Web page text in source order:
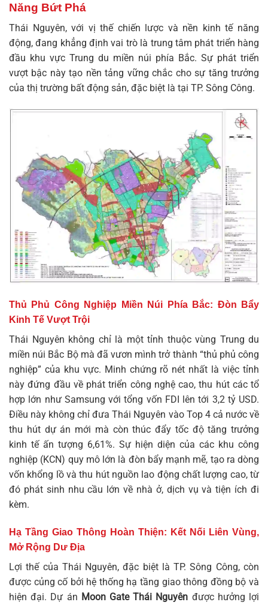
Năng Bứt Phá
Thái Nguyên, với vị thế chiến lược và nền kinh tế năng
động, đang khẳng định vai trò là trung tâm phát triển hàng
đầu khu vực Trung du miền núi phía Bắc. Sự phát triển
vượt bậc này tạo nền tảng vững chắc cho sự tăng trưởng
của thị trường bất động sản, đặc biệt là tại TP. Sông Công.
Thủ Phủ Công Nghiệp Miền Núi Phía Bắc: Đòn Bẩy
Kinh Tế Vượt Trội
Thái Nguyên không chỉ là một tỉnh thuộc vùng Trung du
miền núi Bắc Bộ mà đã vươn mình trở thành “thủ phủ công
nghiệp” của khu vực. Minh chứng rõ nét nhất là việc tỉnh
này đứng đầu về phát triển công nghệ cao, thu hút các tổ
hợp lớn như Samsung với tổng vốn FDI lên tới 3,2 tỷ USD.
Điều này không chỉ đưa Thái Nguyên vào Top 4 cả nước về
thu hút dự án mới mà còn thúc đẩy tốc độ tăng trưởng
kinh tế ấn tượng 6,61%. Sự hiện diện của các khu công
nghiệp (KCN) quy mô lớn là đòn bẩy mạnh mẽ, tạo ra dòng
vốn khổng lồ và thu hút nguồn lao động chất lượng cao, từ
đó phát sinh nhu cầu lớn về nhà ở, dịch vụ và tiện ích đi
kèm.
Hạ Tầng Giao Thông Hoàn Thiện: Kết Nối Liên Vùng,
Mở Rộng Dư Địa
Lợi thế của Thái Nguyên, đặc biệt là TP. Sông Công, còn
được củng cố bởi hệ thống hạ tầng giao thông đồng bộ và
hiện đại. Dự án Moon Gate Thái Nguyên được hưởng lợi